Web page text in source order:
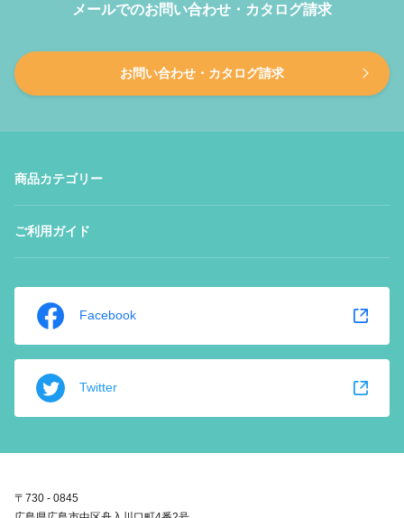
メールでのお問い合わせ・カタログ請求
お問い合わせ・カタログ請求
商品カテゴリー
ご利用ガイド
Facebook
Twitter
〒730 - 0845